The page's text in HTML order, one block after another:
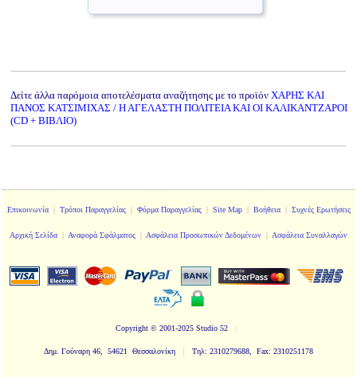
Δείτε άλλα παρόμοια αποτελέσματα αναζήτησης με το προϊόν ΧΑΡΗΣ ΚΑΙ
ΠΑΝΟΣ ΚΑΤΣΙΜΙΧΑΣ / Η ΑΓΕΛΑΣΤΗ ΠΟΛΙΤΕΙΑ ΚΑΙ ΟΙ ΚΑΛΙΚΑΝΤΖΑΡΟΙ
(CD + ΒΙΒΛΙΟ)
Επικοινωνία| Τρόποι Παραγγελίας| Φόρμα Παραγγελίας| Site Map| Βοήθεια| Συχνές Ερωτήσεις
Αρχική Σελίδα | Αναφορά Σφάλματος | Ασφάλεια Προσωπικών Δεδομένων | Ασφάλεια Συναλλαγών
Copyright © 2001-2025 Studio 52
Δημ. Γούναρη 46, 54621 Θεσσαλονίκη | Τηλ: 2310279688, Fax: 2310251178